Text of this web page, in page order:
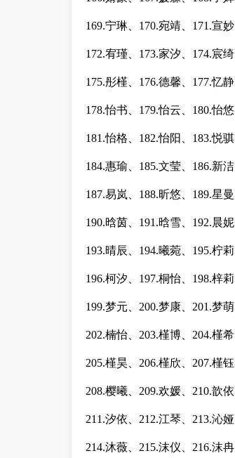
169.宁琳、170.宛靖、171.宣妙
172.宥瑾、173.家汐、174.宸绮
175.彤槿、176.德馨、177.忆静
178.怡书、179.怡云、180.怡悠
181.怡格、182.怡阳、183.悦骐
184.惠瑜、185.文莹、186.新洁
187.易岚、188.昕悠、189.星曼
190.晗茵、191.晗雪、192.晨妮
193.晴辰、194.曦菀、195.柠莉
196.柯汐、197.桐怡、198.梓莉
199.梦元、200.梦康、201.梦萌
202.楠怡、203.槿博、204.槿希
205.槿昊、206.槿欣、207.槿钰
208.樱曦、209.欢媛、210.歆依
211.汐依、212.江琴、213.沁娅
214.沐薇、215.沫仪、216.沫冉